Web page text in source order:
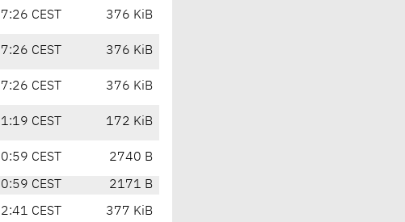
CEST 376 KiB
CEST 376 KiB
CEST 376 KiB
CEST 172 KiB
CEST 2740 B
CEST
2171 B
CEST 377 KiB